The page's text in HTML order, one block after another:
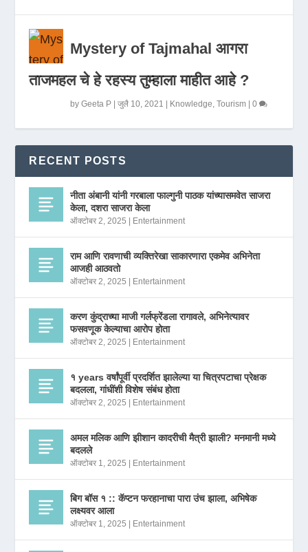
Mystery of Tajmahal आगरा
ताजमहल चे हे रहस्य तुम्हाला माहीत आहे ?
byGeeta P |जुलै 10, 2021 | Knowledge ,Tourism |0
RECENT POSTS
नीता अंबानी यांनी गरबाला फाल्गुनी पाठक यांच्यासमवेत साजरा
केला, दशरा साजरा केला
ऑक्टोबर 2, 2025 | Entertainment
राम आणि रावणाची व्यक्तिरेखा साकारणारा एकमेव अभिनेता
आजही आठवतो
ऑक्टोबर 2, 2025 | Entertainment
करण कुंद्राच्या माजी गर्लफ्रेंडला रागावले, अभिनेत्यावर
फसवणूक केल्याचा आरोप होता
ऑक्टोबर 2, 2025 | Entertainment
१ years वर्षांपूर्वी प्रदर्शित झालेल्या या चित्रपटाचा प्रेक्षक
बदलला, गांधींशी विशेष संबंध होता
ऑक्टोबर 2, 2025 | Entertainment
अमल मलिक आणि झीशान कादरीची मैत्री झाली? मनमानी मध्ये
बदलले
ऑक्टोबर 1, 2025 | Entertainment
बिग बॉस १ :: कॅप्टन फरहानाचा पारा उंच झाला, अभिषेक
लक्ष्यवर आला
ऑक्टोबर 1, 2025 | Entertainment